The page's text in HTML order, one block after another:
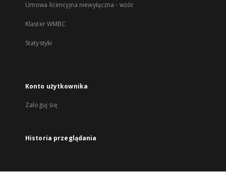
Umowa licencyjna niewyłączna - wzór
Klaster WMBC
Statystyki
Konto użytkownika
Zaloguj się
Historia przeglądania